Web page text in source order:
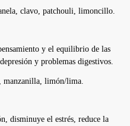
clavo, patchouli, limoncillo.
y el equilibrio de las
y problemas digestivos.
manzanilla, limón/lima.
disminuye el estrés, reduce la